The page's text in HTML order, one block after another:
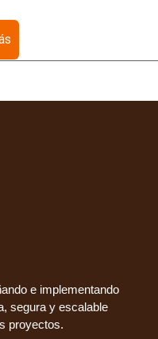
e implementando
segura y escalable
proyectos.